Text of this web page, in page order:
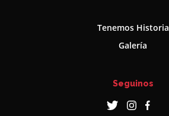
Tenemos Historia
Galería
Seguinos